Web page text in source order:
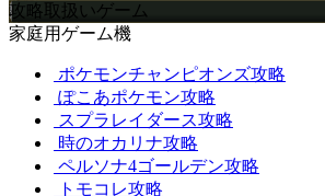
攻略取扱いゲーム
家庭用ゲーム機
ポケモンチャンピオンズ攻略
ぽこあポケモン攻略
スプラレイダース攻略
時のオカリナ攻略
ペルソナ4ゴールデン攻略
トモコレ攻略